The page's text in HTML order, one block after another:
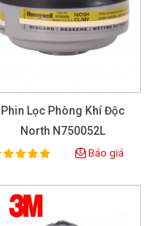
Phin Lọc Phòng Khí Độc
North N750052L
Rating: Báo giá